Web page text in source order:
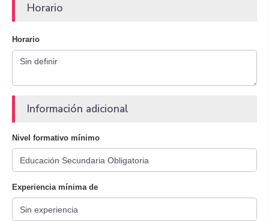
Horario
Horario
Información adicional
Nivel formativo mínimo
Experiencia mínima de